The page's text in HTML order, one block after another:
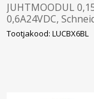
JUHTMOODUL
0,6A24VDC,
Tootjakood: LUCBX6BL